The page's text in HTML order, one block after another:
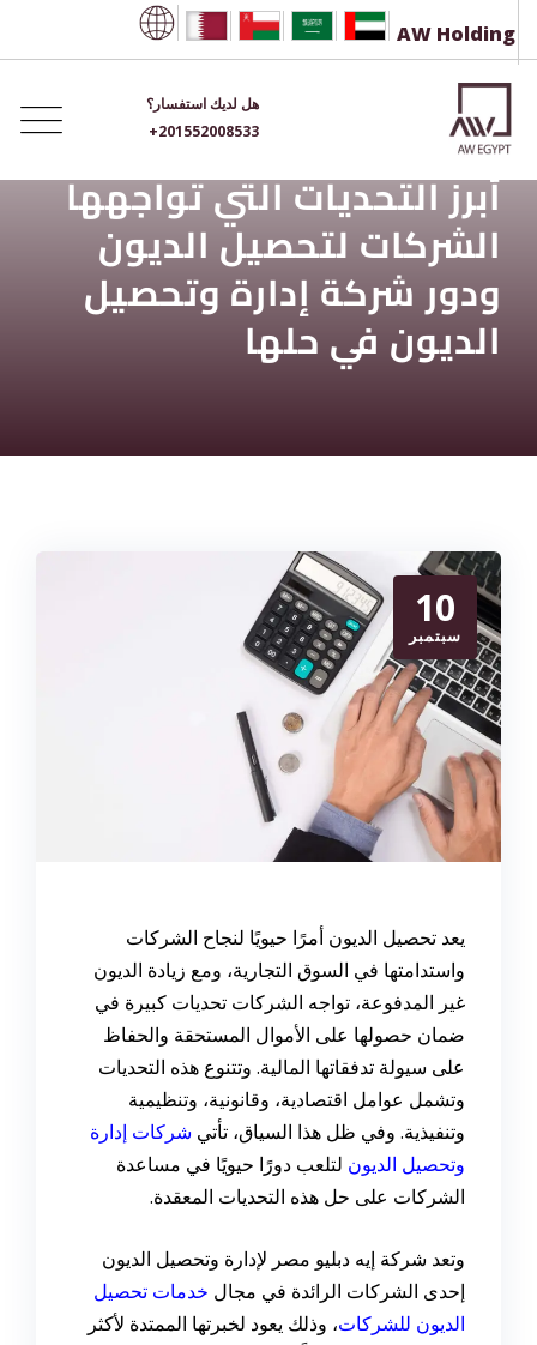
content
AW Holding
هل لديك استفسار؟
+201552008533
أبرز التحديات التي تواجهها
الشركات لتحصيل الديون
ودور شركة إدارة وتحصيل
الديون في حلها
10
سبتمبر
يعد تحصيل الديون أمرًا حيويًا لنجاح الشركات
واستدامتها في السوق التجارية، ومع زيادة الديون
غير المدفوعة، تواجه الشركات تحديات كبيرة في
ضمان حصولها على الأموال المستحقة والحفاظ
على سيولة تدفقاتها المالية. وتتنوع هذه التحديات
وتشمل عوامل اقتصادية، وقانونية، وتنظيمية
وتنفيذية. وفي ظل هذا السياق، تأتي شركات إدارة
وتحصيل الديون لتلعب دورًا حيويًا في مساعدة
الشركات على حل هذه التحديات المعقدة.
وتعد شركة إيه دبليو مصر لإدارة وتحصيل الديون
إحدى الشركات الرائدة في مجال خدمات تحصيل
الديون للشركات، وذلك يعود لخبرتها الممتدة لأكثر